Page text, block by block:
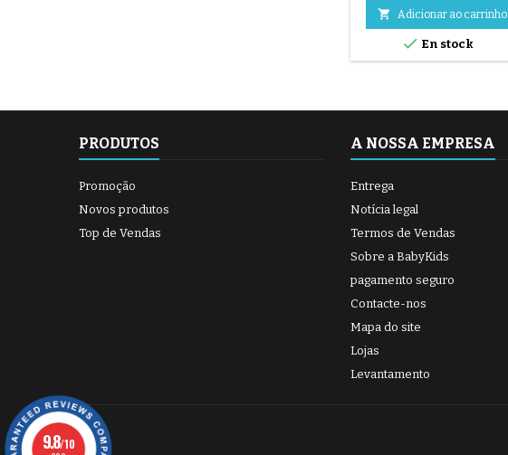
 Adicionar ao carrinho
 En stock
PRODUTOS
Promoção
Novos produtos
Top de Vendas
A NOSSA EMPRESA
Entrega
Notícia legal
Termos de Vendas
Sobre a BabyKids
pagamento seguro
Contacte-nos
Mapa do site
Lojas
Levantamento
9.8/10